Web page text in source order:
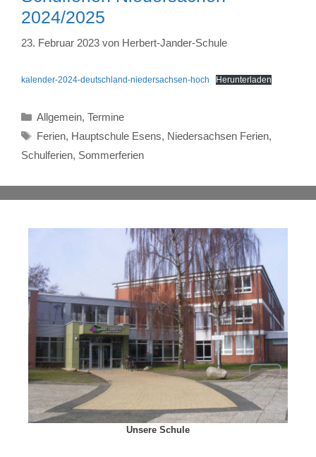
2024/2025
23. Februar 2023 von Herbert-Jander-Schule
kalender-2024-deutschland-niedersachsen-hoch Herunterladen
Kategorien
Allgemein, Termine
Schlagwörter
Ferien, Hauptschule Esens, Niedersachsen Ferien,
Schulferien, Sommerferien
Unsere Schule